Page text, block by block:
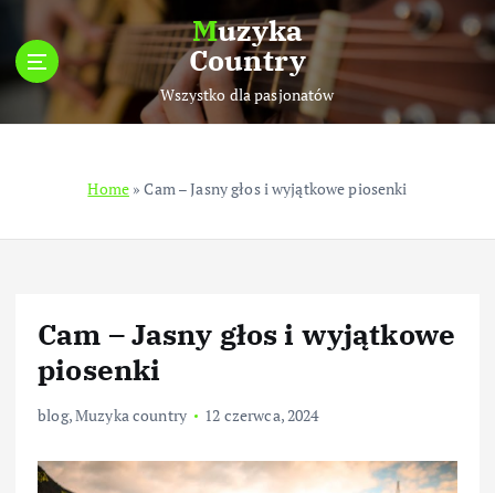
p
t
Muzyka
Country
Wszystko dla pasjonatów
Home»Cam – Jasny głos i wyjątkowe piosenki
Cam – Jasny głos i wyjątkowe
piosenki
blog,Muzyka country 12 czerwca, 2024